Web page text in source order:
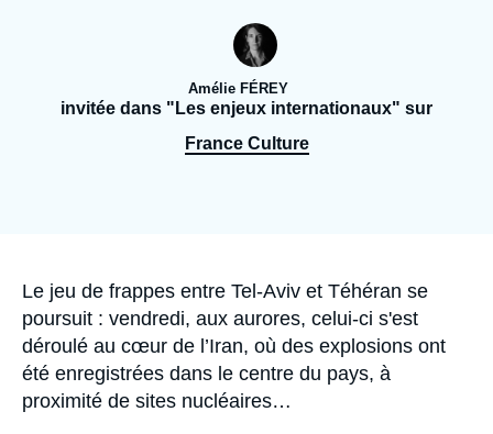
Recherches fréquentes
Proche-Orient
Amélie FÉREY
invitée dans "Les enjeux internationaux" sur
France Culture
Accroche
Le jeu de frappes entre Tel-Aviv et Téhéran se
poursuit : vendredi, aux aurores, celui-ci s'est
déroulé au cœur de l’Iran, où des explosions ont
été enregistrées dans le centre du pays, à
proximité de sites nucléaires…